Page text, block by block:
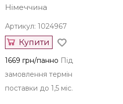
Німеччина
Артикул: 1024967
Купити
1669 грн/панно Під
замовлення термін
поставки до 1,5 міс.